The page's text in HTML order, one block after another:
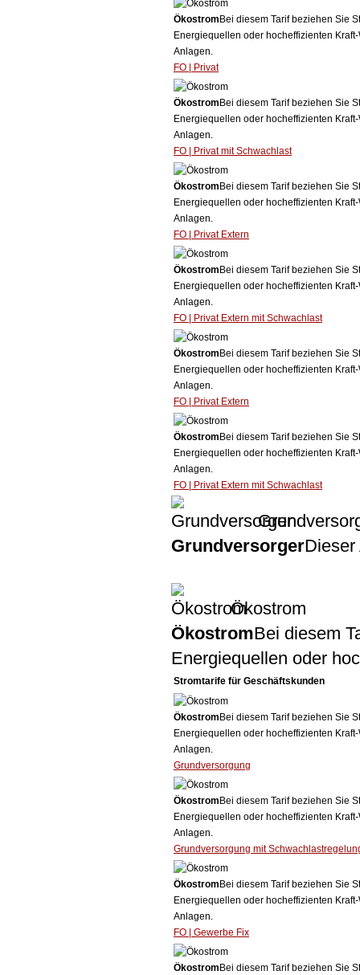
Ökostrom Bei diesem Tarif beziehen Sie
Energiequellen oder hocheffizienten
Anlagen.
FO | Privat
Ökostrom Bei diesem Tarif beziehen Sie
Energiequellen oder hocheffizienten
Anlagen.
FO | Privat mit Schwachlast
Ökostrom Bei diesem Tarif beziehen Sie
Energiequellen oder hocheffizienten
Anlagen.
FO | Privat Extern
Ökostrom Bei diesem Tarif beziehen Sie
Energiequellen oder hocheffizienten
Anlagen.
FO | Privat Extern mit Schwachlast
Ökostrom Bei diesem Tarif beziehen Sie
Energiequellen oder hocheffizienten
Anlagen.
FO | Privat Extern
Ökostrom Bei diesem Tarif beziehen Sie
Energiequellen oder hocheffizienten
Anlagen.
FO | Privat Extern mit Schwachlast
GrundversorgerDieser
Ökostrom
ÖkostromBei diesem
Energiequellen oder
Stromtarife für Geschäftskunden
Ökostrom Bei diesem Tarif beziehen Sie
Energiequellen oder hocheffizienten
Anlagen.
Grundversorgung
Ökostrom Bei diesem Tarif beziehen Sie
Energiequellen oder hocheffizienten
Anlagen.
Grundversorgung mit
Ökostrom Bei diesem Tarif beziehen Sie
Energiequellen oder hocheffizienten
Anlagen.
FO | Gewerbe Fix
Ökostrom Bei diesem Tarif beziehen Sie